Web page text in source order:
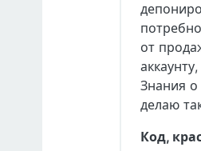
от
Знания
делаю
Код,